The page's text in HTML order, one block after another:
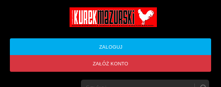
ZALOGUJ
ZAŁÓŻ KONTO